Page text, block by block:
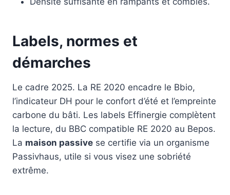
Labels, normes et
démarches
Le cadre 2025. La RE 2020 encadre le Bbio,
l’indicateur DH pour le confort d’été et l’empreinte
carbone du bâti. Les labels Effinergie complètent
la lecture, du BBC compatible RE 2020 au Bepos.
La maison passive se certifie via un organisme
Passivhaus, utile si vous visez une sobriété
extrême.